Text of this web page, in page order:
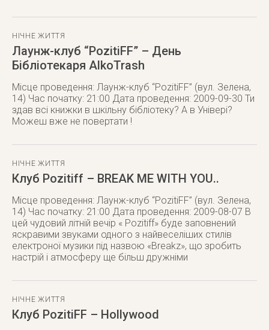
НІЧНЕ ЖИТТЯ
Лаунж-клуб “PozitiFF” – День
Бібліотекаря AlkoTrash
Місце проведення: Лаунж-клуб “PozitiFF” (вул. Зелена,
14) Час початку: 21:00 Дата проведення: 2009-09-30 Ти
здав всі книжки в шкільну бібліотеку? А в Універі?
Можеш вже не повертати !
НІЧНЕ ЖИТТЯ
Клуб Pozitiff – BREAK ME WITH YOU..
Місце проведення: Лаунж-клуб “PozitiFF” (вул. Зелена,
14) Час початку: 21:00 Дата проведення: 2009-08-07 В
цей чудовий літній вечір « Pozitiff» буде заповнений
яскравими звуками одного з найвеселіших стилів
електроної музики під назвою «Breakz», що зробить
настрій і атмосферу ще більш дружніми
НІЧНЕ ЖИТТЯ
Клуб PozitiFF – Hollywood